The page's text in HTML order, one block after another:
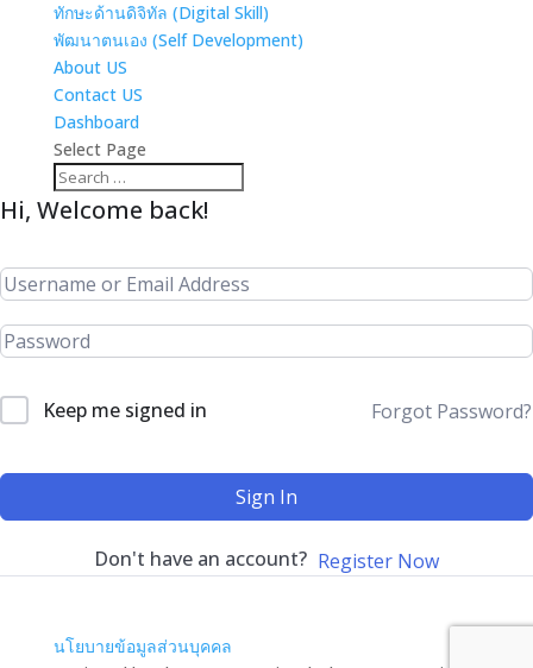
ทักษะด้านดิจิทัล (Digital Skill)
พัฒนาตนเอง (Self Development)
About US
Contact US
Dashboard
Select Page
Hi, Welcome back!
Keep me signed in Forgot Password?
Sign In
Don't have an account? Register Now
นโยบายข้อมูลส่วนบุคคล